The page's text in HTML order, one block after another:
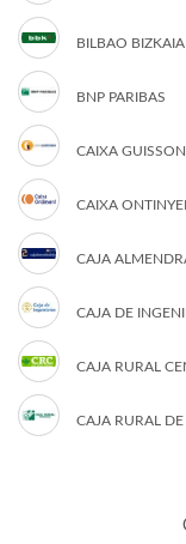
BILBAO
BNP PARIBAS
CAIXA
CAIXA
CAJA
CAJA DE
CAJA RURAL
CAJA RURAL